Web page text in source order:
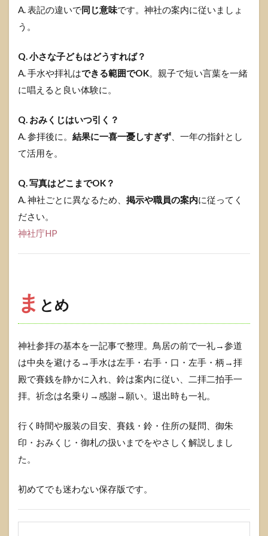
A. 表記の違いで同じ意味です。神社の案内に従いましょ
う。
Q. 小さな子どもはどうすれば？
A. 手水や拝礼はできる範囲でOK。親子で短い言葉を一緒
に唱えると良い体験に。
Q. おみくじはいつ引く？
A. 参拝後に。 結果に一喜一憂しすぎず 、一年の指針とし
て活用を。
Q. 写真はどこまでOK？
A. 神社ごとに異なるため、 掲示や職員の案内に従ってく
ださい。
神社庁HP
ま とめ
神社参拝の基本を一記事で整理。鳥居の前で一礼→参道
は中央を避ける→手水は左手・右手・口・左手・柄→拝
殿で賽銭を静かに入れ、鈴は案内に従い、二拝二拍手一
拝。祈念は名乗り→感謝→願い。退出時も一礼。
行く時間や服装の目安、賽銭・鈴・住所の疑問、御朱
印・おみくじ・御札の扱いまでをやさしく解説しまし
た。
初めてでも迷わない保存版です。